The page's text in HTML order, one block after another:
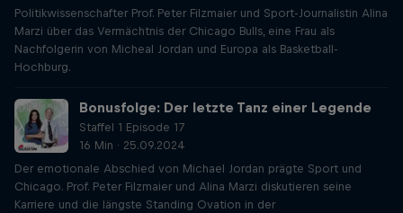
Politikwissenschafter Prof. Peter Filzmaier und Sport-Journalistin Alina
Marzi über das Vermächtnis der Chicago Bulls, eine Frau als
Nachfolgerin von Micheal Jordan und Europa als Basketball-
Hochburg.
Bonusfolge: Der letzte Tanz einer Legende
Staffel 1 Episode 17
16 Min · 25.09.2024
Der emotionale Abschied von Michael Jordan prägte Sport und
Chicago. Prof. Peter Filzmaier und Alina Marzi diskutieren seine
Karriere und die längste Standing Ovation in der